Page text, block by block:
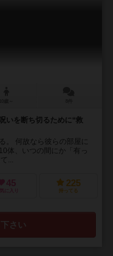
いを断ち切るために“救
。 何故なら彼らの部屋に
体、いつの間にか「有っ
...
45
気に入り
225
持ってる
さい